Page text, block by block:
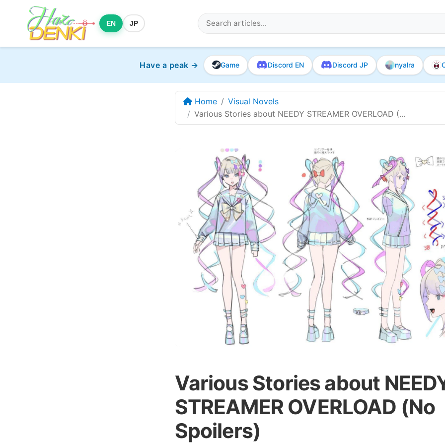
EN JP
Have a peak → Game Discord EN Discord JP nyalra
Home
Visual Novels
Various Stories about NEEDY STREAMER OVERLOAD (...
Various Stories about
STREAMER OVERLOAD (No
Spoilers)